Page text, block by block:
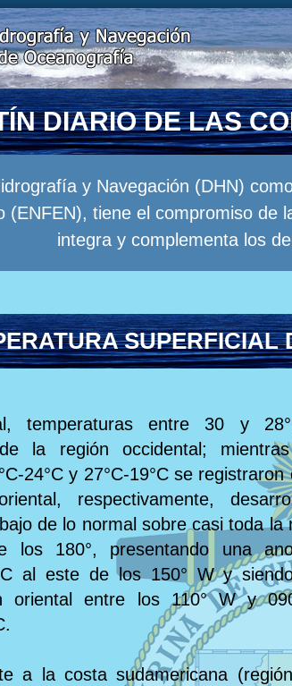
DIARIO DE LAS
y Navegación (DHN)
(ENFEN), tiene el compromiso de
integra y complementa los
SUPERFICIAL
temperaturas entre 30 y
la región occidental;
24°C y 27°C-19°C se registraron
respectivamente,
de lo normal sobre casi toda la
los 180°, presentando una
al este de los 150° W y
oriental entre los 110° W y
a la costa sudamericana